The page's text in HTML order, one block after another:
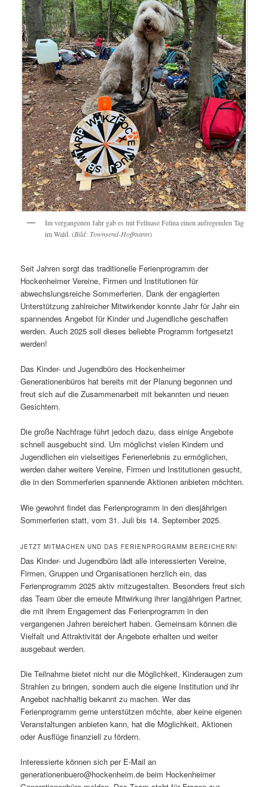
Im vergangenen Jahr gab es mit Fellnase Felina einen aufregenden Tag
im Wald. (Bild: Townsend-Hoffmann)
Seit Jahren sorgt das traditionelle Ferienprogramm der
Hockenheimer Vereine, Firmen und Institutionen für
abwechslungsreiche Sommerferien. Dank der engagierten
Unterstützung zahlreicher Mitwirkender konnte Jahr für Jahr ein
spannendes Angebot für Kinder und Jugendliche geschaffen
werden. Auch 2025 soll dieses beliebte Programm fortgesetzt
werden!
Das Kinder- und Jugendbüro des Hockenheimer
Generationenbüros hat bereits mit der Planung begonnen und
freut sich auf die Zusammenarbeit mit bekannten und neuen
Gesichtern.
Die große Nachfrage führt jedoch dazu, dass einige Angebote
schnell ausgebucht sind. Um möglichst vielen Kindern und
Jugendlichen ein vielseitiges Ferienerlebnis zu ermöglichen,
werden daher weitere Vereine, Firmen und Institutionen gesucht,
die in den Sommerferien spannende Aktionen anbieten möchten.
Wie gewohnt findet das Ferienprogramm in den diesjährigen
Sommerferien statt, vom 31. Juli bis 14. September 2025.
JETZT MITMACHEN UND DAS FERIENPROGRAMM BEREICHERN!
Das Kinder- und Jugendbüro lädt alle interessierten Vereine,
Firmen, Gruppen und Organisationen herzlich ein, das
Ferienprogramm 2025 aktiv mitzugestalten. Besonders freut sich
das Team über die erneute Mitwirkung ihrer langjährigen Partner,
die mit ihrem Engagement das Ferienprogramm in den
vergangenen Jahren bereichert haben. Gemeinsam können die
Vielfalt und Attraktivität der Angebote erhalten und weiter
ausgebaut werden.
Die Teilnahme bietet nicht nur die Möglichkeit, Kinderaugen zum
Strahlen zu bringen, sondern auch die eigene Institution und ihr
Angebot nachhaltig bekannt zu machen. Wer das
Ferienprogramm gerne unterstützen möchte, aber keine eigenen
Veranstaltungen anbieten kann, hat die Möglichkeit, Aktionen
oder Ausflüge finanziell zu fördern.
Interessierte können sich per E-Mail an
generationenbuero@hockenheim.de beim Hockenheimer